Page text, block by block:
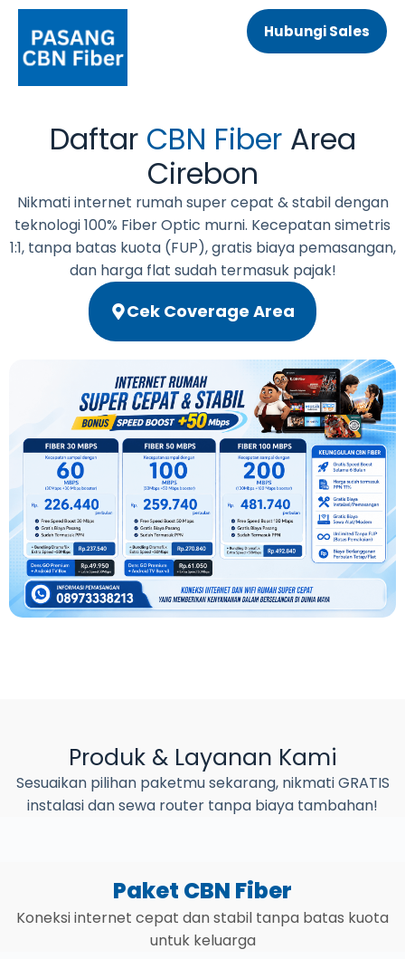
Hubungi Sales
Daftar CBN FiberArea
Cirebon
Nikmati internet rumah super cepat & stabil dengan
teknologi 100% Fiber Optic murni. Kecepatan simetris
1:1, tanpa batas kuota (FUP), gratis biaya pemasangan,
dan harga flat sudah termasuk pajak!
Cek Coverage Area
Produk & Layanan Kami
Sesuaikan pilihan paketmu sekarang, nikmati GRATIS
instalasi dan sewa router tanpa biaya tambahan!
Paket CBN Fiber
Koneksi internet cepat dan stabil tanpa batas kuota
untuk keluarga